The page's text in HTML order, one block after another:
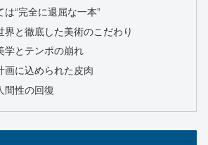
は“完全に退屈な一本”
界と徹底した美術のこだわり
学とテンポの崩れ
画に込められた皮肉
間性の回復